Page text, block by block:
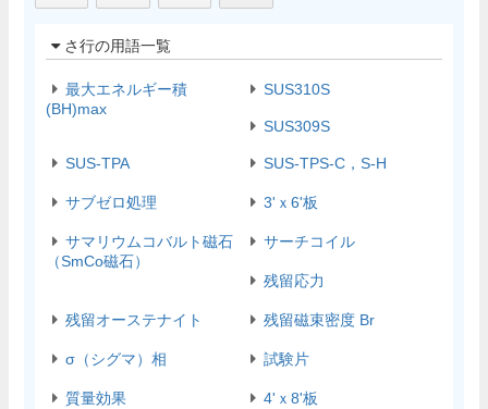
さ行の用語一覧
最大エネルギー積
(BH)max
SUS310S
SUS309S
SUS-TPA SUS-TPS-C，S-H
サブゼロ処理 3'ｘ6'板
サマリウムコバルト磁石
（SmCo磁石）
サーチコイル
残留応力
残留オーステナイト 残留磁束密度 Br
σ（シグマ）相 試験片
質量効果 4'ｘ8'板